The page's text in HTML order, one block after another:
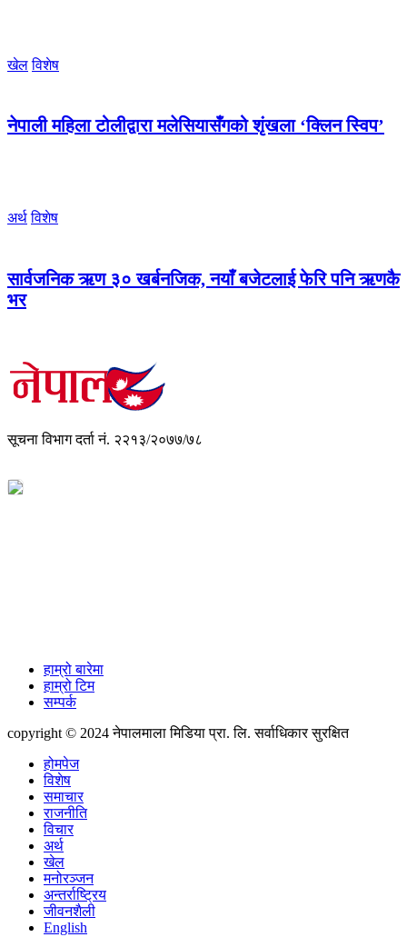
खेल विशेष
नेपाली महिला टोलीद्वारा मलेसियासँगको शृंखला ‘क्लिन स्विप’
अर्थ विशेष
सार्वजनिक ऋण ३० खर्बनजिक, नयाँ बजेटलाई फेरि पनि ऋणकै
भर
सूचना विभाग दर्ता नं. २२१३/२०७७/७८
हाम्रो बारेमा
हाम्रो टिम
सम्पर्क
copyright © 2024 नेपालमाला मिडिया प्रा. लि. सर्वाधिकार सुरक्षित
होमपेज
विशेष
समाचार
राजनीति
विचार
अर्थ
खेल
मनोरञ्जन
अन्तर्राष्ट्रिय
जीवनशैली
English